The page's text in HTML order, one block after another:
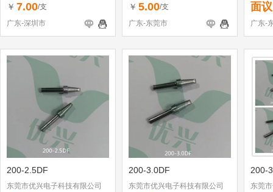
￥ 7.00/支
广东-深圳市
￥ 5.00/支
广东-东莞市
面议
广东-
200-2.5DF
东莞市优兴电子科技有限公司
200-3.0DF
东莞市优兴电子科技有限公司
200-
东莞